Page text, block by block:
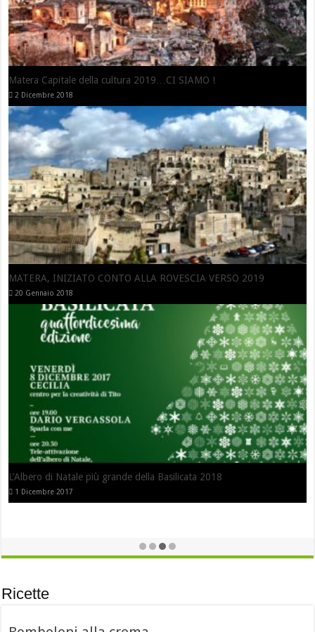
Matera Capitale della cultura 2019…CI SIAMO !
2 Dicembre 2018
MATERA, INIZIATO CONTO ALLA ROVESCIA VERSO 2019
20 Gennaio 2018
L’Albero di Natale più grande della Basilicata 2018
1 Dicembre 2017
Ricette